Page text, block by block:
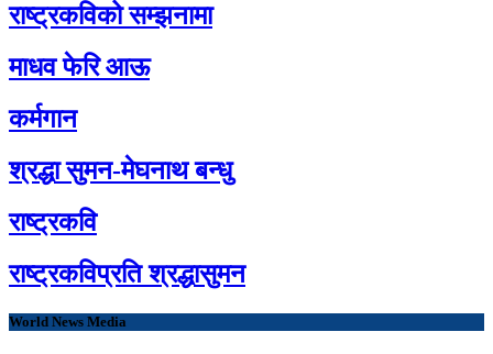
राष्ट्रकविको सम्झनामा
माधव फेरि आऊ
कर्मगान
श्रद्धा सुमन-मेघनाथ बन्धु
राष्ट्रकवि
राष्ट्रकविप्रति श्रद्धासुमन
World News Media